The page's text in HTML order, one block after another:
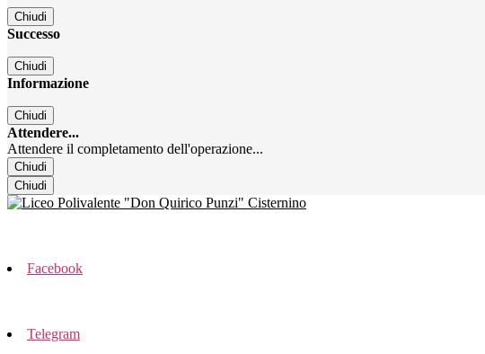
Chiudi
Successo
Chiudi
Informazione
Chiudi
Attendere...
Attendere il completamento dell'operazione...
Chiudi
Chiudi
Facebook
Telegram